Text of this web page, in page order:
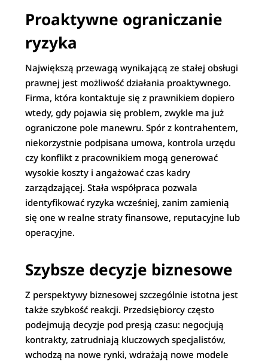
Proaktywne ograniczanie
ryzyka
Największą przewagą wynikającą ze stałej obsługi
prawnej jest możliwość działania proaktywnego.
Firma, która kontaktuje się z prawnikiem dopiero
wtedy, gdy pojawia się problem, zwykle ma już
ograniczone pole manewru. Spór z kontrahentem,
niekorzystnie podpisana umowa, kontrola urzędu
czy konflikt z pracownikiem mogą generować
wysokie koszty i angażować czas kadry
zarządzającej. Stała współpraca pozwala
identyfikować ryzyka wcześniej, zanim zamienią
się one w realne straty finansowe, reputacyjne lub
operacyjne.
Szybsze decyzje biznesowe
Z perspektywy biznesowej szczególnie istotna jest
także szybkość reakcji. Przedsiębiorcy często
podejmują decyzje pod presją czasu: negocjują
kontrakty, zatrudniają kluczowych specjalistów,
wchodzą na nowe rynki, wdrażają nowe modele